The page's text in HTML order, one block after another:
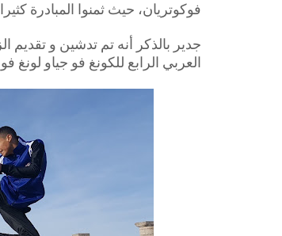
فوكوتريان، حيث ثمنوا المبادرة
جدير بالذكر أنه تم تدشين و
العربي الرابع للكونغ فو جياو لونغ فو داو